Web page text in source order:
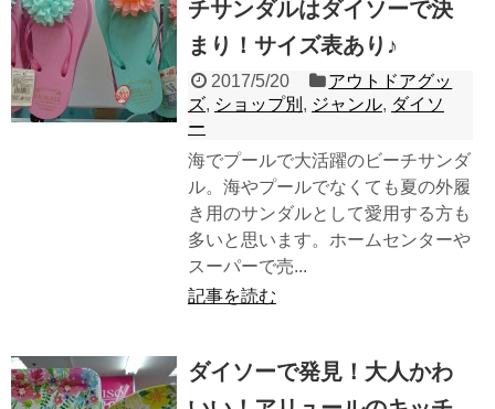
チサンダルはダイソーで決
まり！サイズ表あり♪
2017/5/20
アウトドアグッ
ズ, ショップ別 , ジャンル, ダイソ
ー
海でプールで大活躍のビーチサンダ
ル。海やプールでなくても夏の外履
き用のサンダルとして愛用する方も
多いと思います。ホームセンターや
スーパーで売...
記事を読む
ダイソーで発見！大人かわ